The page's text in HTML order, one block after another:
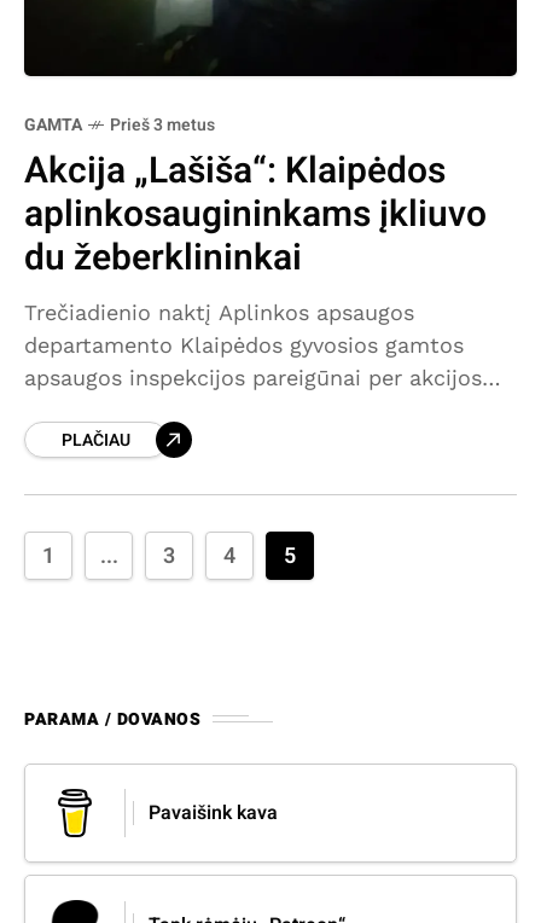
GAMTA Prieš 3 metus
Akcija „Lašiša“: Klaipėdos
aplinkosaugininkams įkliuvo
du žeberklininkai
Trečiadienio naktį Aplinkos apsaugos
departamento Klaipėdos gyvosios gamtos
apsaugos inspekcijos pareigūnai per akcijos
žeberklininkus. „Džiugiu, kad vykstant
PLAČIAU
1 ... 3 4 5
PARAMA / DOVANOS
Pavaišink kava